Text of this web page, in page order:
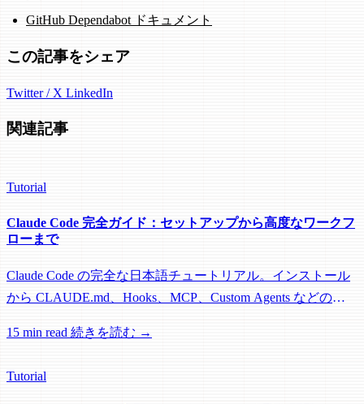
GitHub Dependabot ドキュメント
この記事をシェア
Twitter / X LinkedIn
関連記事
Tutorial
Claude Code 完全ガイド：セットアップから高度なワークフ
ローまで
Claude Code の完全な日本語チュートリアル。インストール
から CLAUDE.md、Hooks、MCP、Custom Agents などの高
15 min read 続きを読む →
Tutorial